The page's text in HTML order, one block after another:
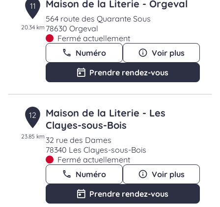
11
20.34 km
Maison de la Literie - Orgeval
564 route des Quarante Sous
78630 Orgeval
Fermé actuellement
Numéro
Voir plus
Prendre rendez-vous
12
23.85 km
Maison de la Literie - Les
Clayes-sous-Bois
32 rue des Dames
78340 Les Clayes-sous-Bois
Fermé actuellement
Numéro
Voir plus
Prendre rendez-vous